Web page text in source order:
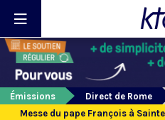
Émissions
Direct de Rome
Messe du pape François à